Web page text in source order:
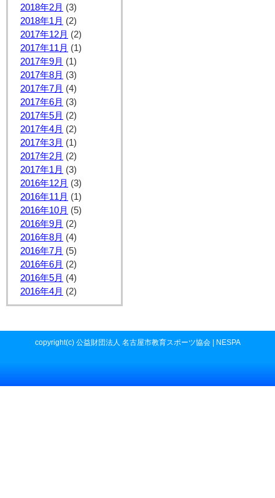
2018年2月 (3)
2018年1月 (2)
2017年12月 (2)
2017年11月 (1)
2017年9月 (1)
2017年8月 (3)
2017年7月 (4)
2017年6月 (3)
2017年5月 (2)
2017年4月 (2)
2017年3月 (1)
2017年2月 (2)
2017年1月 (3)
2016年12月 (3)
2016年11月 (1)
2016年10月 (5)
2016年9月 (2)
2016年8月 (4)
2016年7月 (5)
2016年6月 (2)
2016年5月 (4)
2016年4月 (2)
copyright(c) 公益財団法人 名古屋市教育スポーツ協会 | NESPA